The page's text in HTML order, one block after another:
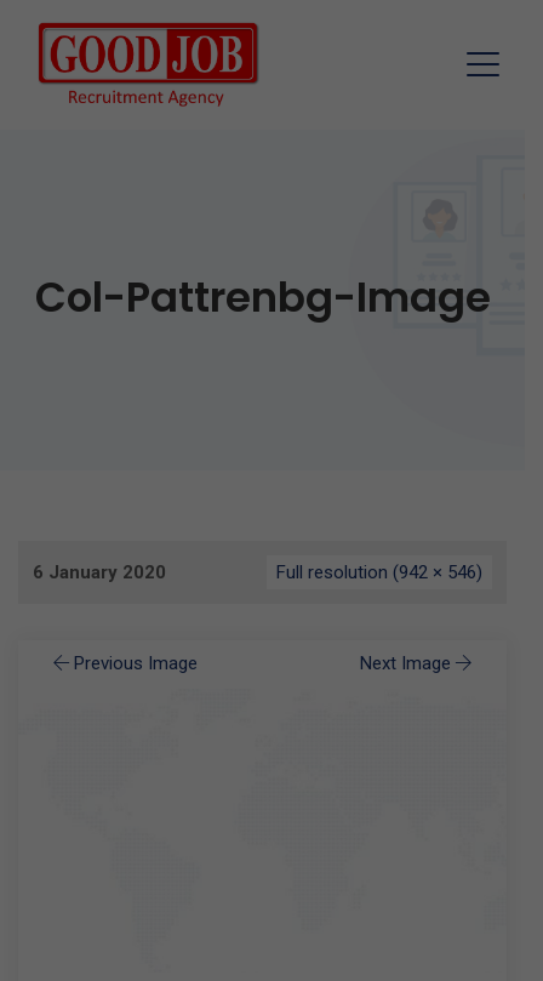
Col-Pattrenbg-Image
6 January 2020 Full resolution (942 × 546)
Previous Image Next Image